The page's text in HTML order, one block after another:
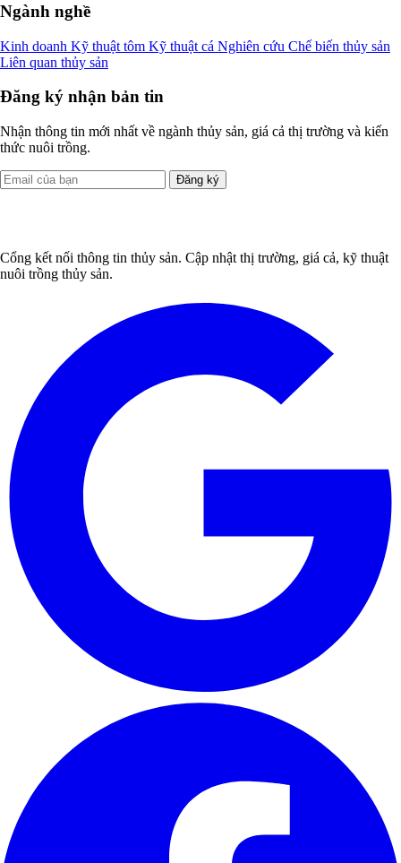
Ngành nghề
Kinh doanh Kỹ thuật tôm Kỹ thuật cá Nghiên cứu Chế biến thủy sản
Liên quan thủy sản
Đăng ký nhận bản tin
Nhận thông tin mới nhất về ngành thủy sản, giá cả thị trường và kiến
thức nuôi trồng.
Đăng ký
Cổng kết nối thông tin thủy sản. Cập nhật thị trường, giá cả, kỹ thuật
nuôi trồng thủy sản.